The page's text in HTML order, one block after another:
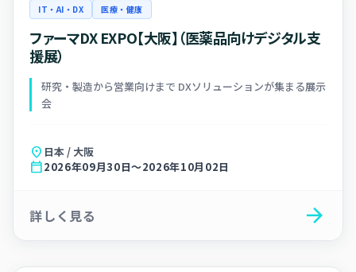
IT・AI・DX 医療・健康
ファーマDX EXPO【大阪】（医薬品向けデジタル支
援展）
研究・製造から営業向けまで DXソリューションが集まる展示
会
location_on 日本 / 大阪
calendar_today2026年09月30日～2026年10月02日
詳しく見る arrow_forward